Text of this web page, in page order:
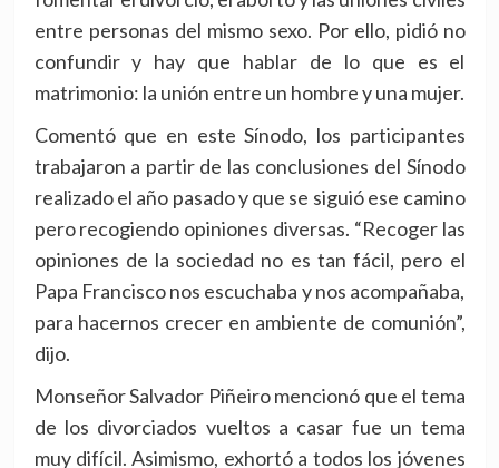
entre personas del mismo sexo. Por ello, pidió no
confundir y hay que hablar de lo que es el
matrimonio: la unión entre un hombre y una mujer.
Comentó que en este Sínodo, los participantes
trabajaron a partir de las conclusiones del Sínodo
realizado el año pasado y que se siguió ese camino
pero recogiendo opiniones diversas. “Recoger las
opiniones de la sociedad no es tan fácil, pero el
Papa Francisco nos escuchaba y nos acompañaba,
para hacernos crecer en ambiente de comunión”,
dijo.
Monseñor Salvador Piñeiro mencionó que el tema
de los divorciados vueltos a casar fue un tema
muy difícil. Asimismo, exhortó a todos los jóvenes